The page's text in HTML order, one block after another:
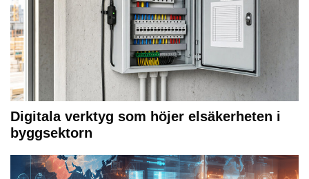
Digitala verktyg som höjer elsäkerheten i
byggsektorn